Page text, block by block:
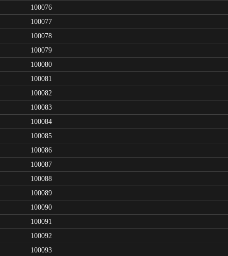
100076
100077
100078
100079
100080
100081
100082
100083
100084
100085
100086
100087
100088
100089
100090
100091
100092
100093